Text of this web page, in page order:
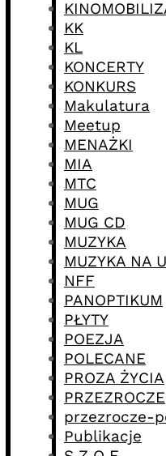
KK
KL
KONCERTY
KONKURS
Makulatura
Meetup
MENAŻKI
MIA
MTC
MUG
MUG CD
MUZYKA
MUZYKA NA
NFF
PANOPTIKUM
PŁYTY
POEZJA
POLECANE
PROZA ŻYCIA
PRZEZROCZE
przezrocze-
Publikacje